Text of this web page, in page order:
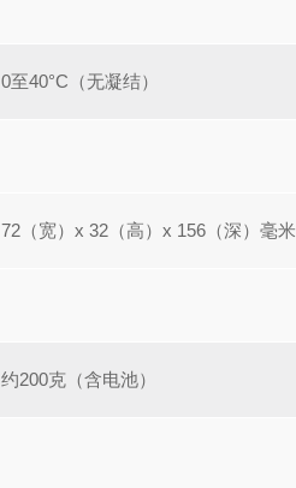
0至40°C（无凝结）
72（宽）x 32（高）x 156（深）毫米
约200克（含电池）